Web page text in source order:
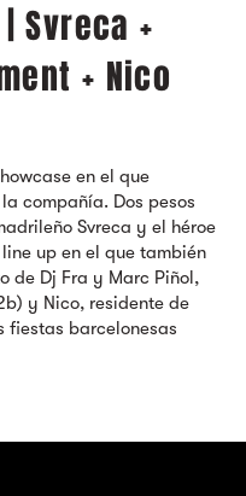
Svreca +
+ Nico
en el que
compañía. Dos pesos
Svreca y el héroe
up en el que también
de Dj Fra y Marc Piñol,
y Nico, residente de
fiestas barcelonesas